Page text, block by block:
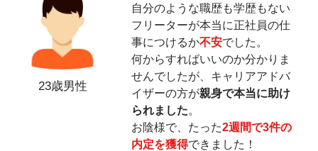
23歳男性
自分のような職歴も学歴もない
フリーターが本当に正社員の仕
事につけるか不安でした。
何からすればいいのか分かりま
せんでしたが、キャリアアドバ
イザーの方が親身で本当に助け
られました。
お陰様で、たった2週間で3件の
内定を獲得できました！